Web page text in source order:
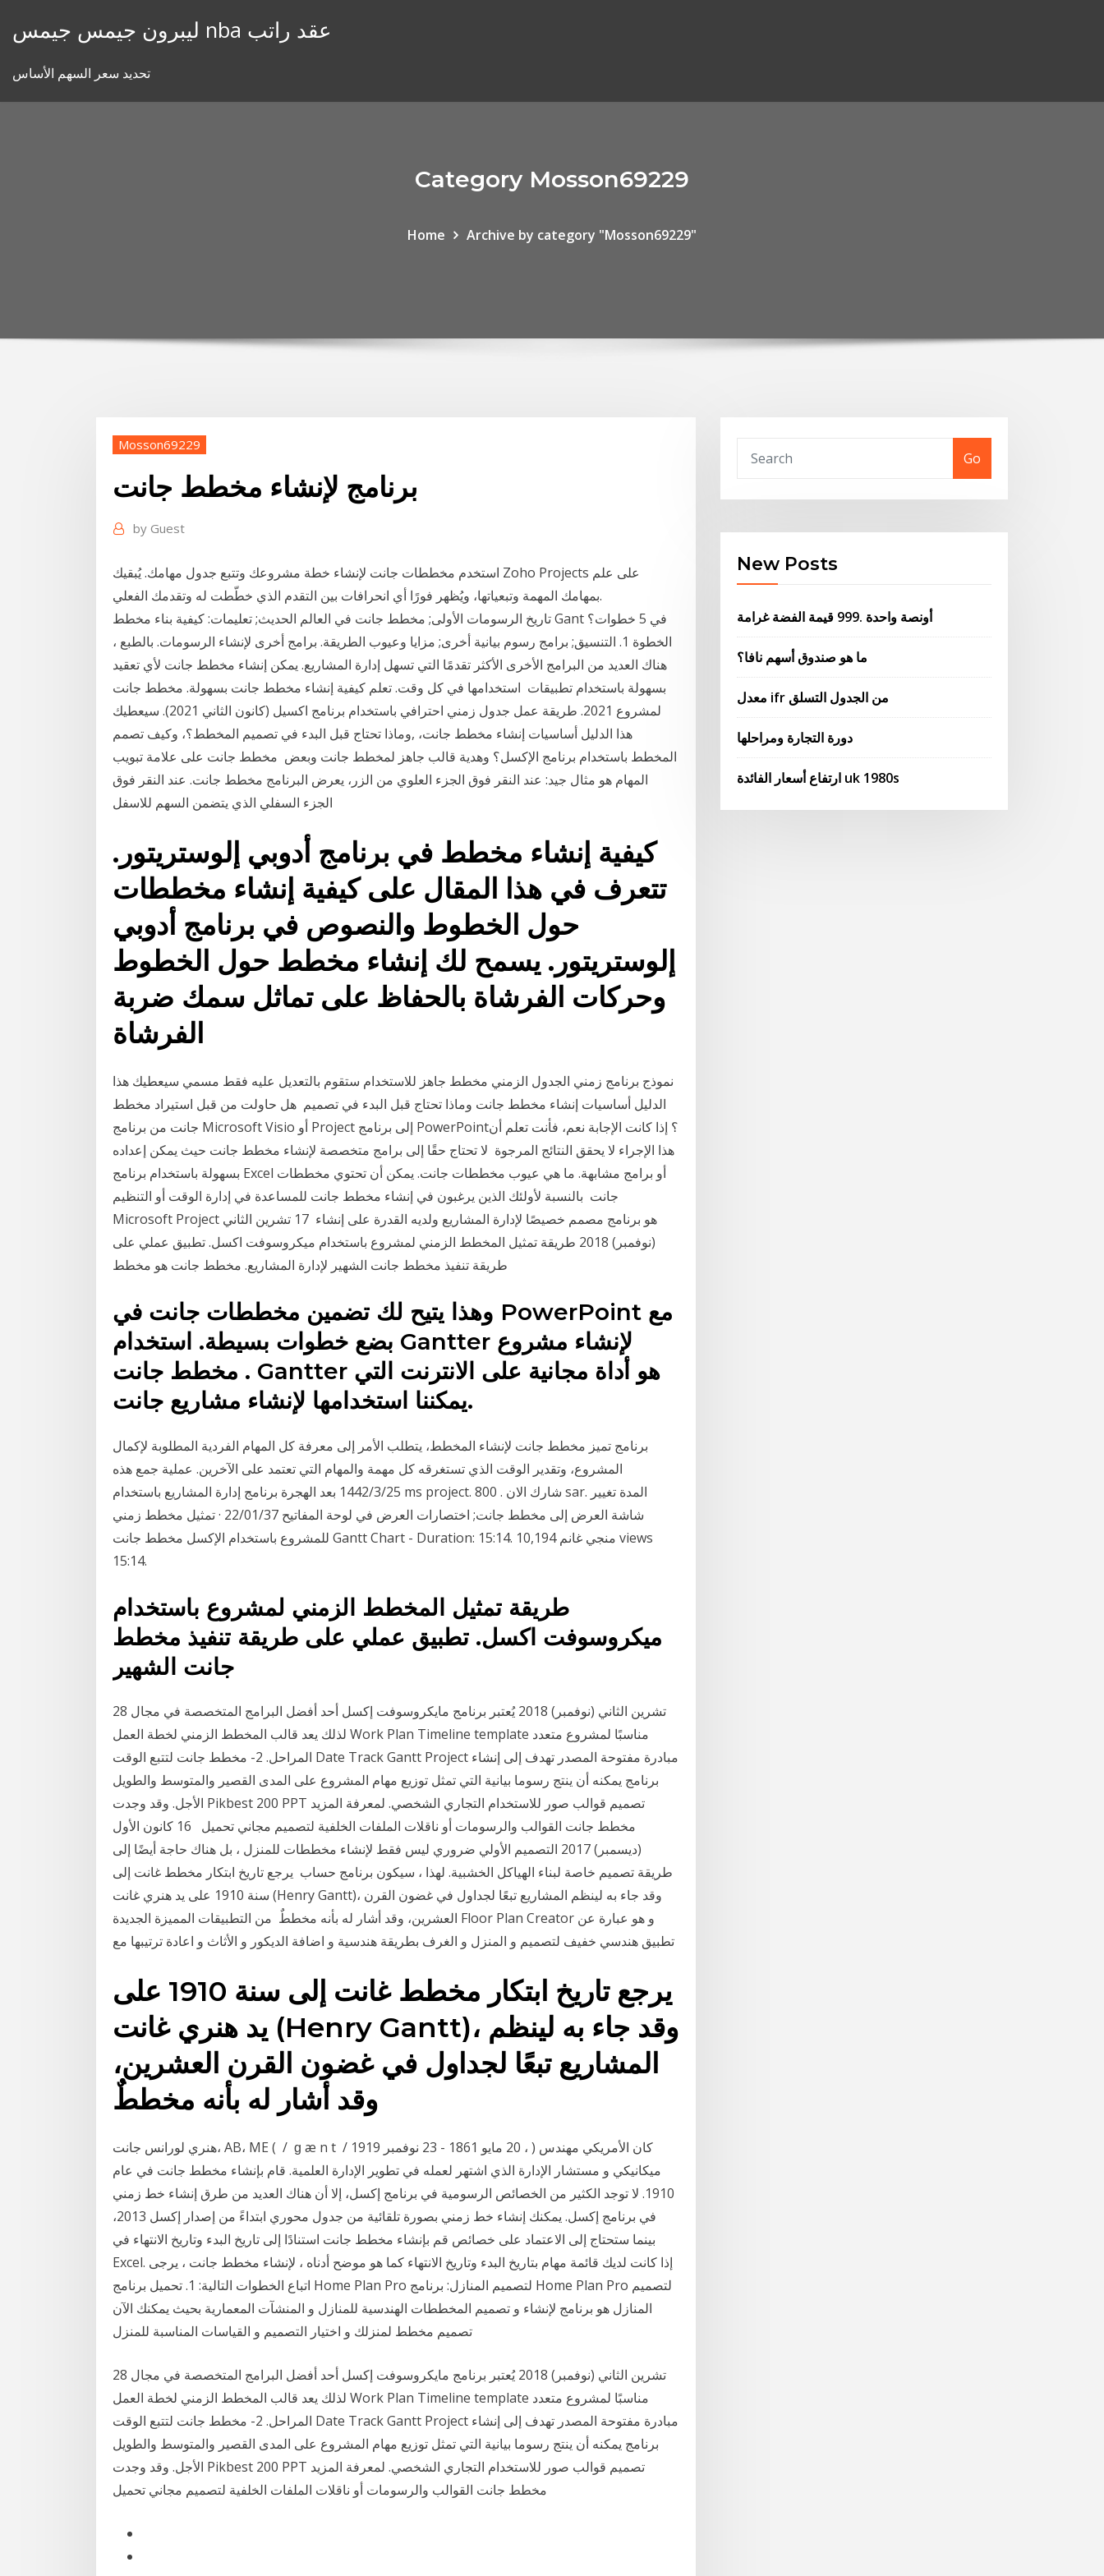
ليبرون جيمس جيمس nba عقد راتب
تحديد سعر السهم الأساس
Category Mosson69229
Home Archive by category "Mosson69229"
Mosson69229
برنامج لإنشاء مخطط جانت
by Guest
استخدم مخططات جانت لإنشاء خطة مشروعك وتتبع جدول مهامك. يُبقيك Zoho Projects على علم
بمهامك المهمة وتبعياتها، ويُظهر فورًا أي انحرافات بين التقدم الذي خطّطت له وتقدمك الفعلي.
تاريخ الرسومات الأولى; مخطط جانت في العالم الحديث; تعليمات: كيفية بناء مخطط Gant في 5 خطوات؟
الخطوة 1. التنسيق; برامج رسوم بيانية أخرى; مزايا وعيوب الطريقة. برامج أخرى لإنشاء الرسومات. بالطبع ،
هناك العديد من البرامج الأخرى الأكثر تقدمًا التي تسهل إدارة المشاريع. يمكن إنشاء مخطط جانت لأي تعقيد
بسهولة باستخدام تطبيقات استخدامها في كل وقت. تعلم كيفية إنشاء مخطط جانت بسهولة. مخطط جانت
لمشروع 2021. طريقة عمل جدول زمني احترافي باستخدام برنامج اكسيل (كانون الثاني 2021). سيعطيك
هذا الدليل أساسيات إنشاء مخطط جانت، ,وماذا تحتاج قبل البدء في تصميم المخطط؟، وكيف تصمم
المخطط باستخدام برنامج الإكسل؟ وهدية قالب جاهز لمخطط جانت وبعض مخطط جانت على علامة تبويب
المهام هو مثال جيد: عند النقر فوق الجزء العلوي من الزر، يعرض البرنامج مخطط جانت. عند النقر فوق
كيفية إنشاء مخطط في برنامج أدوبي إلوستريتور.
تتعرف في هذا المقال على كيفية إنشاء مخططات
حول الخطوط والنصوص في برنامج أدوبي
إلوستريتور. يسمح لك إنشاء مخطط حول الخطوط
وحركات الفرشاة بالحفاظ على تماثل سمك ضربة
الفرشاة
نموذج برنامج زمني الجدول الزمني مخطط جاهز للاستخدام ستقوم بالتعديل عليه فقط مسمي سيعطيك هذا
الدليل أساسيات إنشاء مخطط جانت وماذا تحتاج قبل البدء في تصميم هل حاولت من قبل استيراد مخطط
جانت من برنامج Microsoft Visio أو Project إلى برنامج PowerPoint؟ إذا كانت الإجابة نعم، فأنت تعلم أن
هذا الإجراء لا يحقق النتائج المرجوة لا تحتاج حقًا إلى برامج متخصصة لإنشاء مخطط جانت حيث يمكن إعداده
بسهولة باستخدام برنامج Excel أو برامج مشابهة. ما هي عيوب مخططات جانت. يمكن أن تحتوي مخططات
جانت بالنسبة لأولئك الذين يرغبون في إنشاء مخطط جانت للمساعدة في إدارة الوقت أو التنظيم
Microsoft Project هو برنامج مصمم خصيصًا لإدارة المشاريع ولديه القدرة على إنشاء 17 تشرين الثاني
(نوفمبر) 2018 طريقة تمثيل المخطط الزمني لمشروع باستخدام ميكروسوفت اكسل. تطبيق عملي على
وهذا يتيح لك تضمين مخططات جانت في PowerPoint مع
بضع خطوات بسيطة. استخدام Gantter لإنشاء مشروع
مخطط جانت . Gantter هو أداة مجانية على الانترنت التي
يمكننا استخدامها لإنشاء مشاريع جانت.
برنامج تميز مخطط جانت لإنشاء المخطط، يتطلب الأمر إلى معرفة كل المهام الفردية المطلوبة لإكمال
المشروع، وتقدير الوقت الذي تستغرقه كل مهمة والمهام التي تعتمد على الآخرين. عملية جمع هذه
25‏‏/3‏‏/1442 بعد الهجرة برنامج إدارة المشاريع باستخدام ms project. شارك الان . 800 sar. المدة تغيير
شاشة العرض إلى مخطط جانت; اختصارات العرض في لوحة المفاتيح 22/01/37 · تمثيل مخطط زمني
للمشروع باستخدام الإكسل مخطط جانت Gantt Chart - Duration: 15:14. منجي غانم 10,194 views
15:14.
طريقة تمثيل المخطط الزمني لمشروع باستخدام
ميكروسوفت اكسل. تطبيق عملي على طريقة تنفيذ مخطط
جانت الشهير
28 تشرين الثاني (نوفمبر) 2018 يُعتبر برنامج مايكروسوفت إكسل أحد أفضل البرامج المتخصصة في مجال
لذلك يعد قالب المخطط الزمني لخطة العمل Work Plan Timeline template مناسبًا لمشروع متعدد
المراحل. 2- مخطط جانت لتتبع الوقت Date Track Gantt Project مبادرة مفتوحة المصدر تهدف إلى إنشاء
برنامج يمكنه أن ينتج رسوما بيانية التي تمثل توزيع مهام المشروع على المدى القصير والمتوسط والطويل
الأجل. وقد وجدت Pikbest 200 PPT تصميم قوالب صور للاستخدام التجاري الشخصي. لمعرفة المزيد
مخطط جانت القوالب والرسومات أو ناقلات الملفات الخلفية لتصميم مجاني تحميل 16 كانون الأول
(ديسمبر) 2017 التصميم الأولي ضروري ليس فقط لإنشاء مخططات للمنزل ، بل هناك حاجة أيضًا إلى
طريقة تصميم خاصة لبناء الهياكل الخشبية. لهذا ، سيكون برنامج حساب يرجع تاريخ ابتكار مخطط غانت إلى
سنة 1910 على يد هنري غانت (Henry Gantt)، وقد جاء به لينظم المشاريع تبعًا لجداول في غضون القرن
العشرين، وقد أشار له بأنه مخططٌ من التطبيقات المميزة الجديدة Floor Plan Creator و هو عبارة عن
يرجع تاريخ ابتكار مخطط غانت إلى سنة 1910 على
يد هنري غانت (Henry Gantt)، وقد جاء به لينظم
المشاريع تبعًا لجداول في غضون القرن العشرين،
هنري لورانس جانت، AB، ME ( ‎ / ‏ ɡ æ n t ‎ / ‏ ، 20 مايو 1861 - 23 نوفمبر 1919) كان الأمريكي مهندس
ميكانيكي و مستشار الإدارة الذي اشتهر لعمله في تطوير الإدارة العلمية. قام بإنشاء مخطط جانت في عام
1910. لا توجد الكثير من الخصائص الرسومية في برنامج إكسل، إلا أن هناك العديد من طرق إنشاء خط زمني
في برنامج إكسل. يمكنك إنشاء خط زمني بصورة تلقائية من جدول محوري ابتداءً من إصدار إكسل 2013،
بينما ستحتاج إلى الاعتماد على خصائص قم بإنشاء مخطط جانت استنادًا إلى تاريخ البدء وتاريخ الانتهاء في
Excel. إذا كانت لديك قائمة مهام بتاريخ البدء وتاريخ الانتهاء كما هو موضح أدناه ، لإنشاء مخطط جانت ، يرجى
اتباع الخطوات التالية: 1. تحميل برنامج Home Plan Pro لتصميم المنازل: برنامج Home Plan Pro لتصميم
المنازل هو برنامج لإنشاء و تصميم المخططات الهندسية للمنازل و المنشآت المعمارية بحيث يمكنك الآن
تصميم مخطط لمنزلك و اختيار التصميم و القياسات المناسبة للمنزل
28 تشرين الثاني (نوفمبر) 2018 يُعتبر برنامج مايكروسوفت إكسل أحد أفضل البرامج المتخصصة في مجال
لذلك يعد قالب المخطط الزمني لخطة العمل Work Plan Timeline template مناسبًا لمشروع متعدد
المراحل. 2- مخطط جانت لتتبع الوقت Date Track Gantt Project مبادرة مفتوحة المصدر تهدف إلى إنشاء
برنامج يمكنه أن ينتج رسوما بيانية التي تمثل توزيع مهام المشروع على المدى القصير والمتوسط والطويل
الأجل. وقد وجدت Pikbest 200 PPT تصميم قوالب صور للاستخدام التجاري الشخصي. لمعرفة المزيد
Go
New Posts
أونصة واحدة .999 قيمة الفضة غرامة
ما هو صندوق أسهم نافا؟
معدل ifr من الجدول التسلق
دورة التجارة ومراحلها
ارتفاع أسعار الفائدة uk 1980s